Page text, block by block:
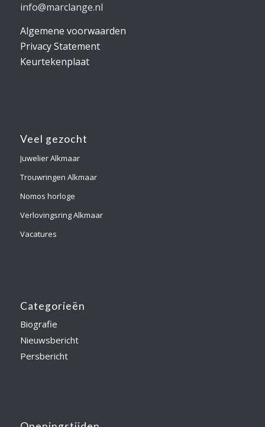
info@marclange.nl
Algemene voorwaarden
Privacy Statement
Keurtekenplaat
Veel gezocht
Juwelier Alkmaar
Trouwringen Alkmaar
Nomos horloge
Verlovingsring Alkmaar
Vacatures
Categorieën
Biografie
Nieuwsbericht
Persbericht